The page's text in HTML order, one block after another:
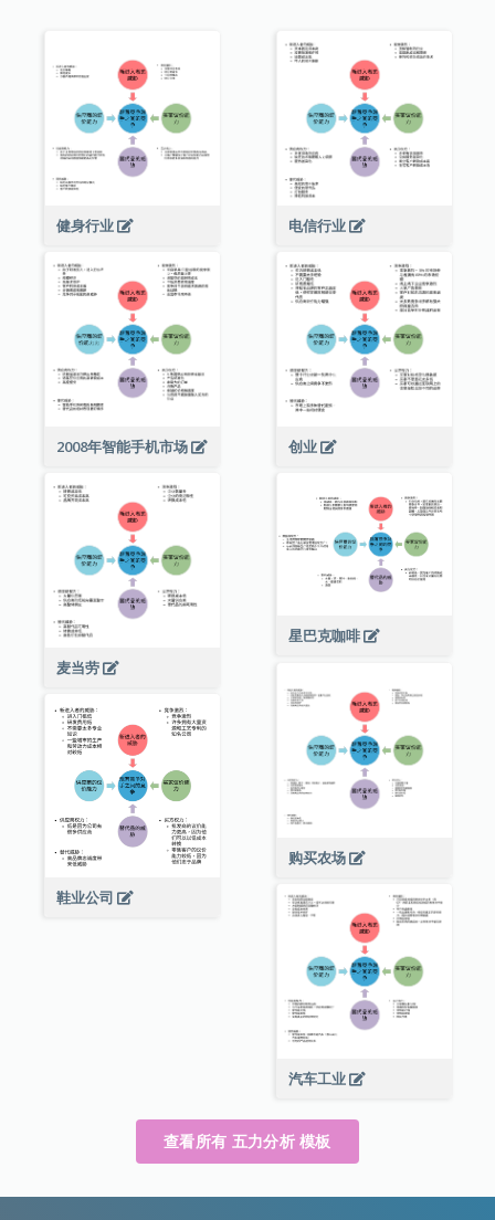
健身行业 电信行业
2008年智能手机市场 创业
麦当劳
星巴克咖啡
购买农场
鞋业公司
汽车工业
查看所有 五力分析 模板